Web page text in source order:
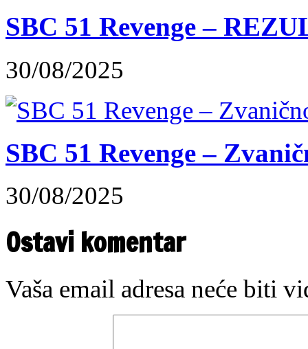
SBC 51 Revenge –
30/08/2025
SBC 51 Revenge –
30/08/2025
Ostavi komentar
Vaša email adresa neće biti